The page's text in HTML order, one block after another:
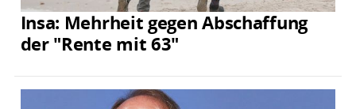
Insa: Mehrheit gegen Abschaffung
der "Rente mit 63"